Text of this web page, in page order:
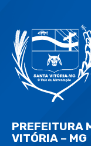
PREFEITURA
VITÓRIA – MG